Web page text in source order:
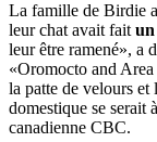
La famille de Birdie
leur chat avait fait un
leur être ramené», a
«Oromocto and
la patte de velours
domestique se serait
canadienne CBC.